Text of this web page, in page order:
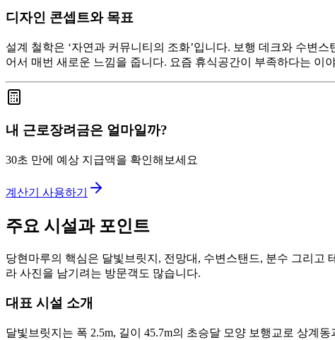
디자인 콘셉트와 목표
설계 철학은 ‘자연과 커뮤니티의 조화’입니다. 보행 데크와 수변
어서 매번 새로운 느낌을 줍니다. 요즘 휴식공간이 부족하다는 이
내 근로장려금은 얼마일까?
30초 만에 예상 지급액을 확인해보세요
계산기 사용하기
주요 시설과 포인트
당현마루의 핵심은 달빛브릿지, 전망대, 수변스탠드, 분수 그리고
라 사진을 남기려는 방문객도 많습니다.
대표 시설 소개
달빛브릿지는 폭 2.5m, 길이 45.7m의 초승달 모양 보행교로 상계